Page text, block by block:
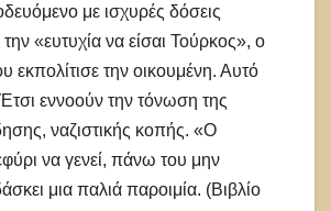
με ισχυρές δόσεις
«ευτυχία να είσαι Τούρκος», ο
εκπολίτισε την οικουμένη. Αυτό
Έτσι εννοούν την τόνωση της
ναζιστικής κοπής. «Ο
να γενεί, πάνω του μην
μια παλιά παροιμία. (Βιβλίο